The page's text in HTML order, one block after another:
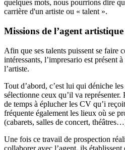
quelques mots, nous pourrions dire
carrière d'un artiste ou « talent ».
Missions de l’agent artistique
Afin que ses talents puissent se faire
intéressants, l’impresario est présent
l’artiste.
Tout d’abord, c’est lui qui déniche
sélectionne ceux qu’il va représenter.
de temps à éplucher les CV qu’i
fréquente également les lieux où se
(cabarets, salles de concert,
Une fois ce travail de prospection
collaborer avec l’agent, ils